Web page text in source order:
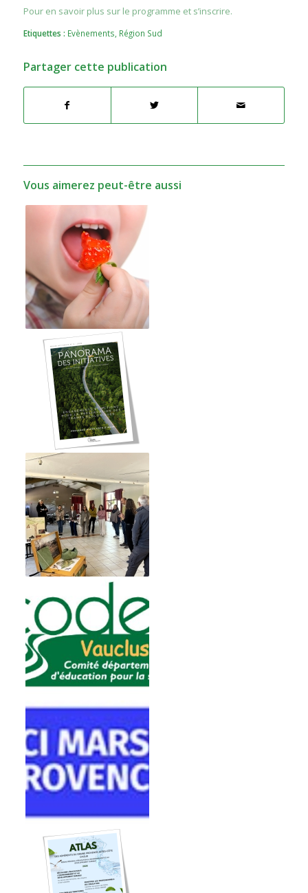
Pour en savoir plus sur le programme et s’inscrire.
Etiquettes : Evènements, Région Sud
Partager cette publication
Vous aimerez peut-être aussi